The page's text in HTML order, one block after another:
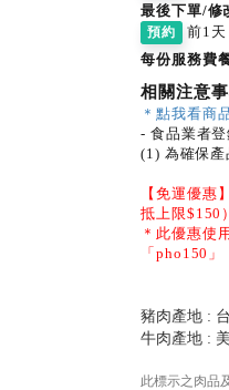
最後下單/修
預約
前1
每份服務費
相關注意
＊點我看商
- 食品業者
(1) 為確保產
【免運優惠
抵上限$150
＊此優惠使
「pho150」
豬肉產地 :
牛肉產地 :
此標示之肉品